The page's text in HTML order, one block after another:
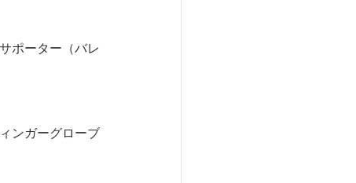
ポーター（バレ
ンガーグローブ